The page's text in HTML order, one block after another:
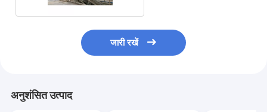
जारी रखें
अनुशंसित उत्पाद